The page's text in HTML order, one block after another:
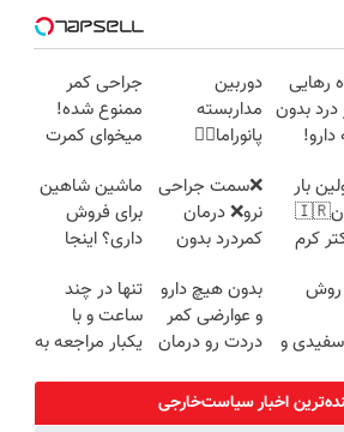
رهایی
درد بدون
دارو!
دوربین
مداربسته
پانوراما👈🏻
360°و سازگار با
اندروید و ios
جراحی کمر
ممنوع شده!
میخوای کمرت
درمان کنی؟
((پرسش‌نامه))
بار
در ایران🇮🇷
کرم
❌سمت جراحی
نرو❌ درمان
کمردرد بدون
ماشین شاهین
برای فروش
داری؟ اینجا
بفروش
روش
و
بدون هیچ دارو
و عوارضی کمر
دردت رو درمان
(پرسش‌نامه)
تنها در چند
ساعت و با
یکبار مراجعه به
اخبار سیاست‌خارجی